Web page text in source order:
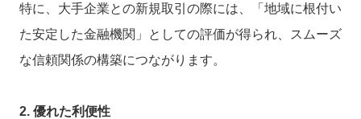
特に、大手企業との新規取引の際には、「地域に根付い
た安定した金融機関」としての評価が得られ、スムーズ
な信頼関係の構築につながります。
2. 優れた利便性